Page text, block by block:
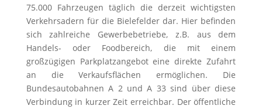
75.000 Fahrzeugen täglich die derzeit wichtigsten
Verkehrsadern für die Bielefelder dar. Hier befinden
sich zahlreiche Gewerbebetriebe, z.B. aus dem
Handels- oder Foodbereich, die mit einem
großzügigen Parkplatzangebot eine direkte Zufahrt
an die Verkaufsflächen ermöglichen. Die
Bundesautobahnen A 2 und A 33 sind über diese
Verbindung in kurzer Zeit erreichbar. Der öffentliche